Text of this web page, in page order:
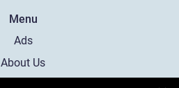
Menu
Ads
About Us